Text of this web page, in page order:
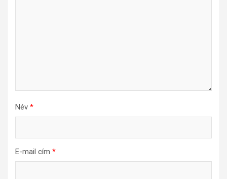
Név *
E-mail cím *